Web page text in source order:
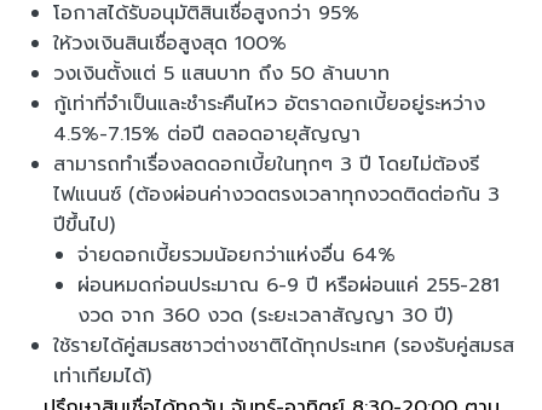
โอกาสได้รับอนุมัติสินเชื่อสูงกว่า 95%
ให้วงเงินสินเชื่อสูงสุด 100%
วงเงินตั้งแต่ 5 แสนบาท ถึง 50 ล้านบาท
กู้เท่าที่จำเป็นและชำระคืนไหว อัตราดอกเบี้ยอยู่ระหว่าง
4.5%-7.15% ต่อปี ตลอดอายุสัญญา
สามารถทำเรื่องลดดอกเบี้ยในทุกๆ 3 ปี โดยไม่ต้องรี
ไฟแนนซ์ (ต้องผ่อนค่างวดตรงเวลาทุกงวดติดต่อกัน 3
ปีขึ้นไป)
จ่ายดอกเบี้ยรวมน้อยกว่าแห่งอื่น 64%
ผ่อนหมดก่อนประมาณ 6-9 ปี หรือผ่อนแค่ 255-281
งวด จาก 360 งวด (ระยะเวลาสัญญา 30 ปี)
ใช้รายได้คู่สมรสชาวต่างชาติได้ทุกประเทศ (รองรับคู่สมรส
เท่าเทียมได้)